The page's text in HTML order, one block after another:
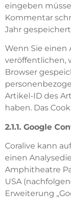
eingeben
Kommentar
Jahr
Wenn Sie einen
veröffentlichen,
Browser
Artikel-ID des
haben. Das
2.1.1. Google
Coralive kann
einen
Amphitheatre
USA
Erweiterung